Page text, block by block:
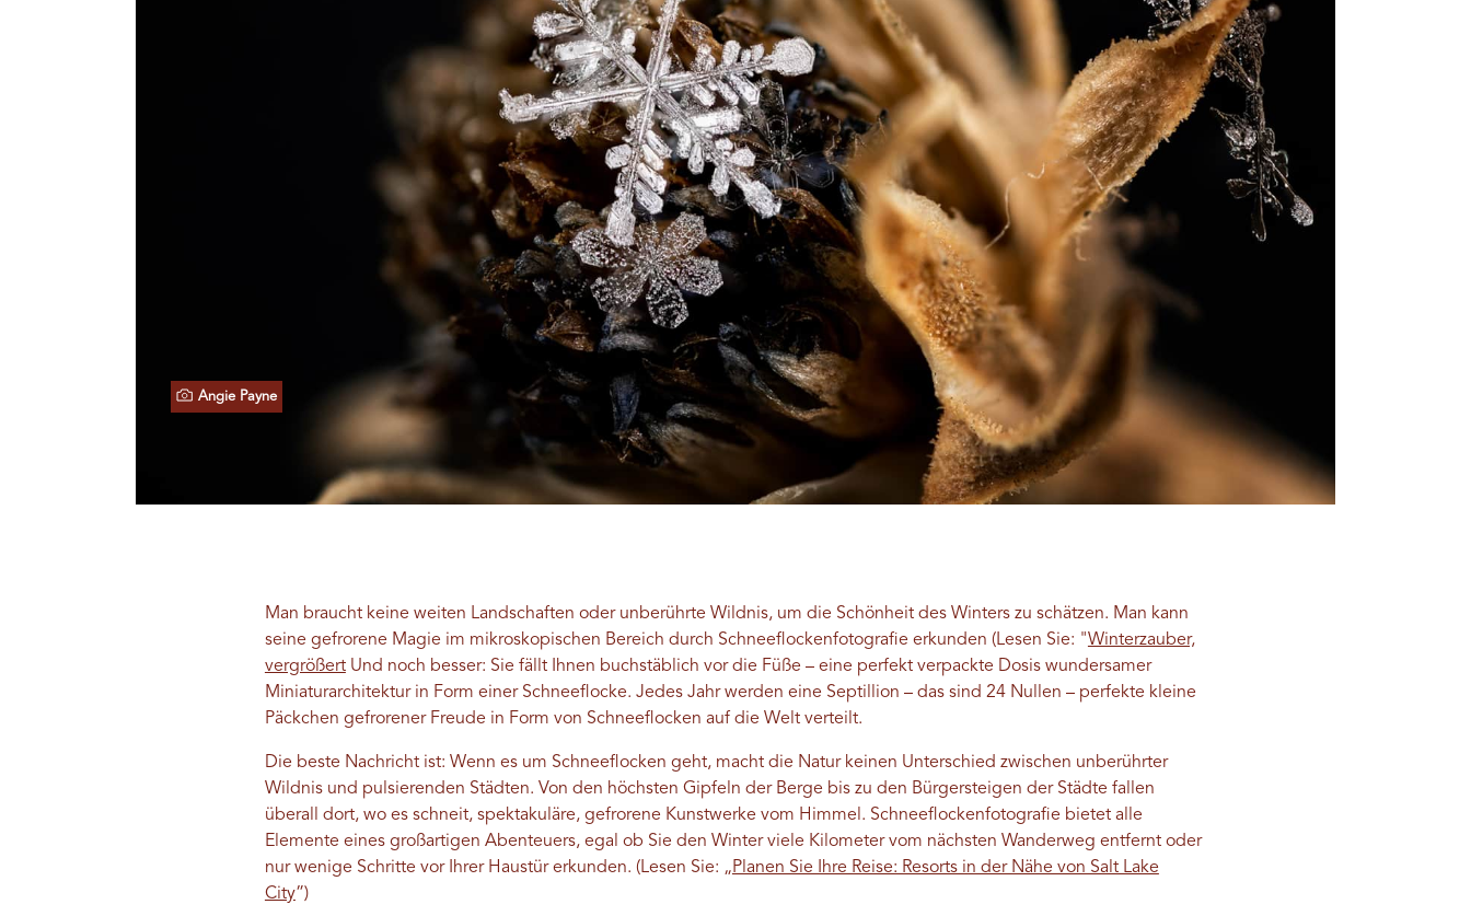
Angie Payne
Man braucht keine weiten Landschaften oder unberührte Wildnis, um die Schönheit des Winters zu schätzen. Man kann
seine gefrorene Magie im mikroskopischen Bereich durch Schneeflockenfotografie erkunden (Lesen Sie: "Winterzauber,
vergrößertUnd noch besser: Sie fällt Ihnen buchstäblich vor die Füße – eine perfekt verpackte Dosis wundersamer
Miniaturarchitektur in Form einer Schneeflocke. Jedes Jahr werden eine Septillion – das sind 24 Nullen – perfekte kleine
Päckchen gefrorener Freude in Form von Schneeflocken auf die Welt verteilt.
Die beste Nachricht ist: Wenn es um Schneeflocken geht, macht die Natur keinen Unterschied zwischen unberührter
Wildnis und pulsierenden Städten. Von den höchsten Gipfeln der Berge bis zu den Bürgersteigen der Städte fallen
überall dort, wo es schneit, spektakuläre, gefrorene Kunstwerke vom Himmel. Schneeflockenfotografie bietet alle
Elemente eines großartigen Abenteuers, egal ob Sie den Winter viele Kilometer vom nächsten Wanderweg entfernt oder
nur wenige Schritte vor Ihrer Haustür erkunden. (Lesen Sie: „Planen Sie Ihre Reise: Resorts in der Nähe von Salt Lake
City”)